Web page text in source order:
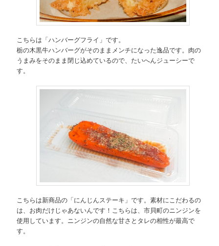
こちらは「ハンバーグフライ」です。
栃の木黒牛ハンバーグがそのままメンチになった逸品です。肉の
うまみをそのまま閉じ込めているので、たいへんジューシーで
す。
こちらは新商品の「にんじんステーキ」です。素材にこだわるの
は、お肉だけじゃあないんです！こちらは、市貝町のニンジンを
使用しています。ニンジンの自然な甘さとタレの相性が最高で
す。